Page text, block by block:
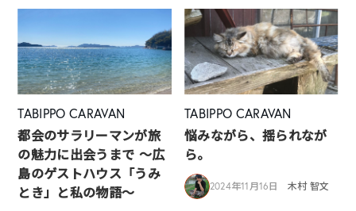
TABIPPO CARAVAN
都会のサラリーマンが旅
の魅力に出会うまで 〜広
島のゲストハウス「うみ
とき」と私の物語〜
TABIPPO CARAVAN
悩みながら、揺られなが
ら。
2024年11月16日 木村 智文